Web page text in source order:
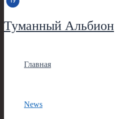
Туманный Альбион
Главная
News